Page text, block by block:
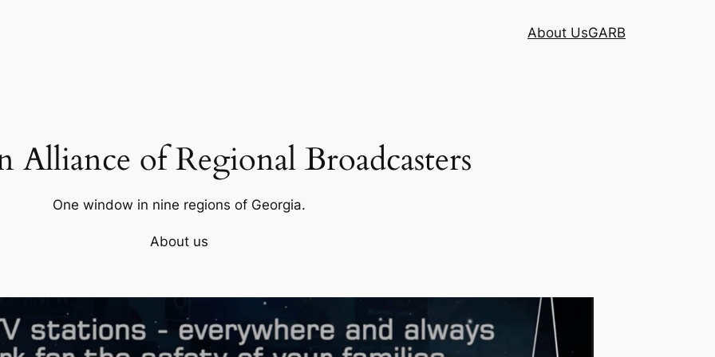
About UsGARB
Alliance of Regional Broadcasters
One window in nine regions of Georgia.
About us